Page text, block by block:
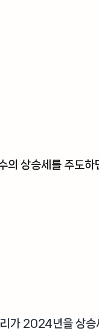
의 상승세를 주도
가 2024년을 상승